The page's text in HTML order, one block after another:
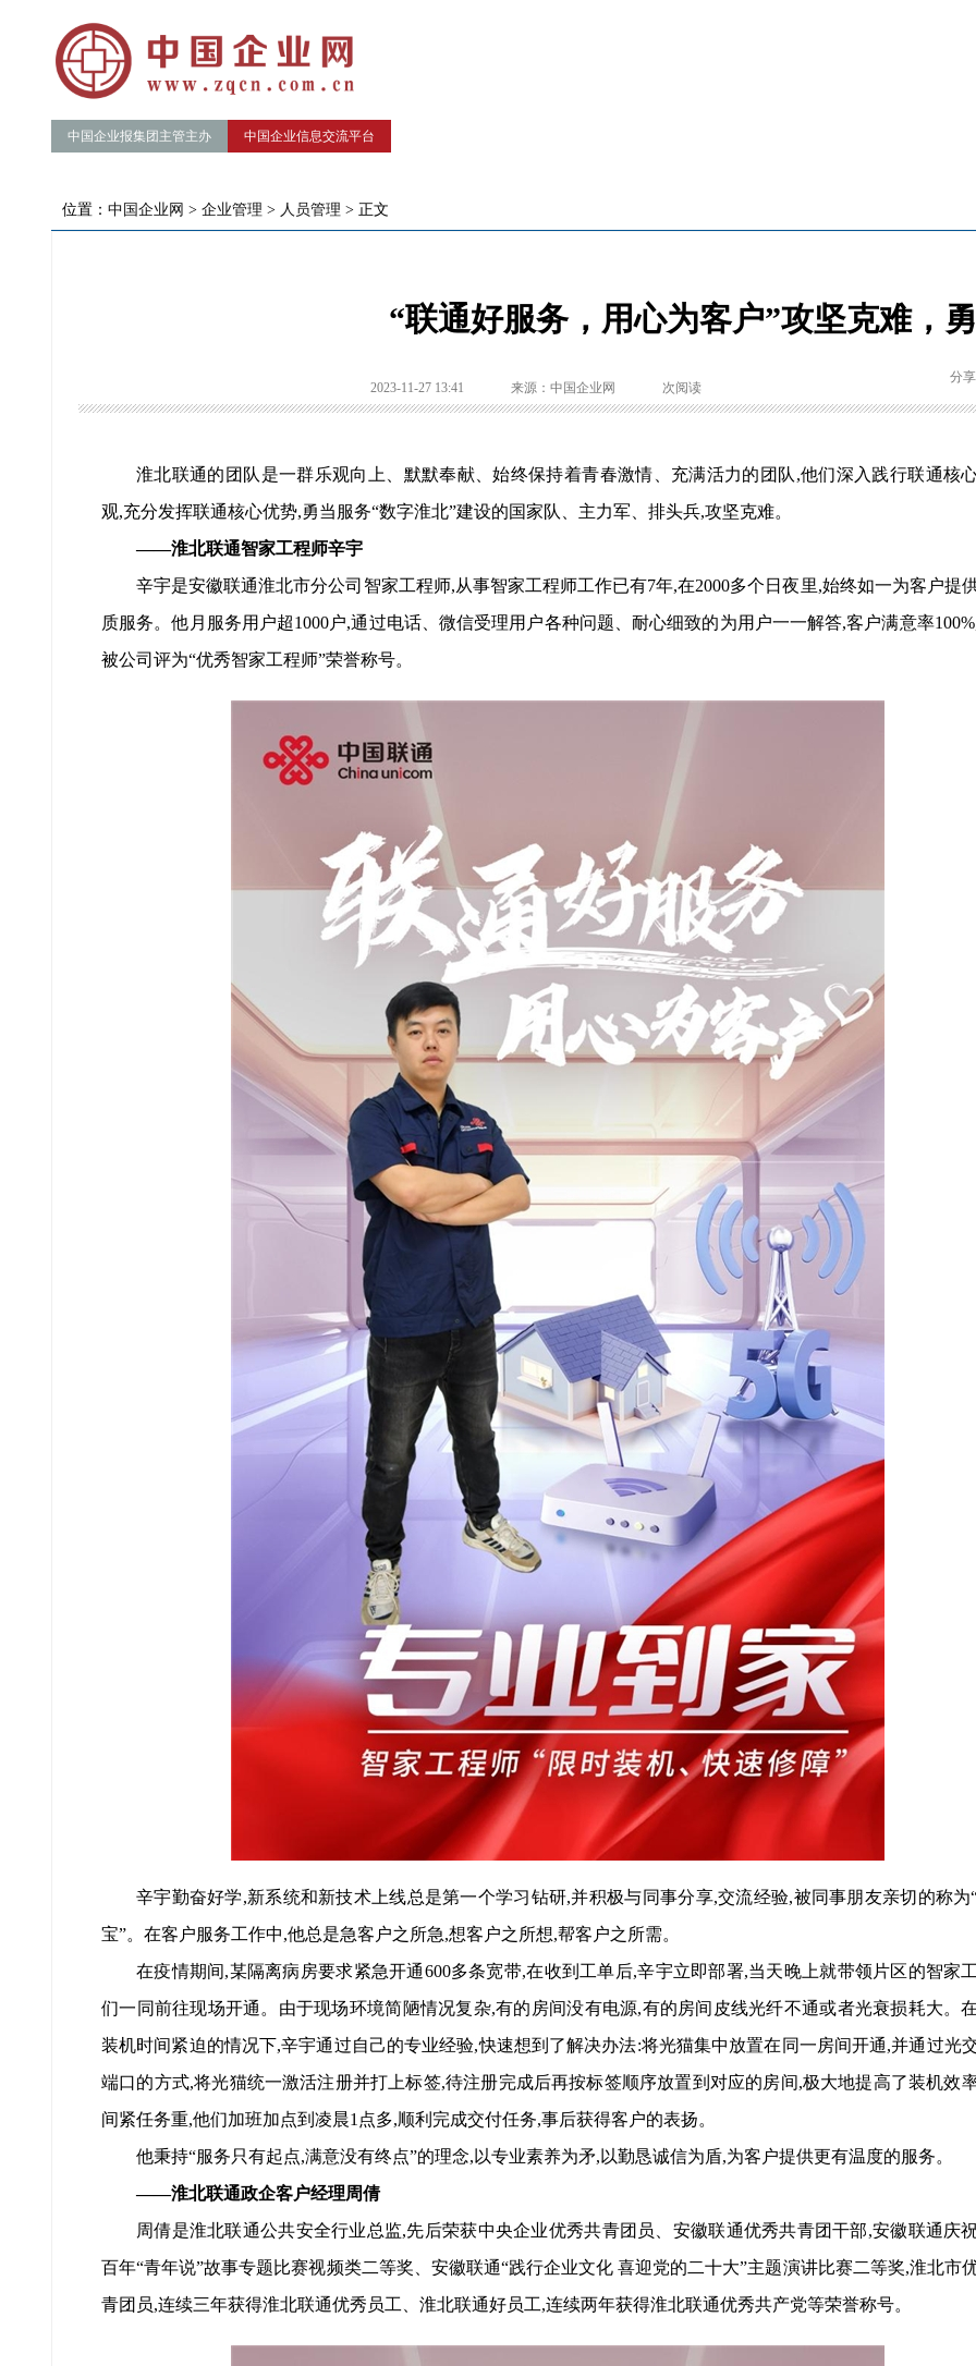
中国企业报集团主管主办 中国企业信息交流平台
位置： 中国企业网 > 企业管理 > 人员管理 > 正文
“联通好服务，用心为客户”攻坚克难，
2023-11-27 13:41 来源：中国企业网 次阅读
分
淮北联通的团队是一群乐观向上、默默奉献、始终保持着青春激情、充满活力的团队,他们深入践行联通核
观,充分发挥联通核心优势,勇当服务“数字淮北”建设的国家队、主力军、排头兵,攻坚克难。
——淮北联通智家工程师辛宇
辛宇是安徽联通淮北市分公司智家工程师,从事智家工程师工作已有7年,在2000多个日夜里,始终如一为客户提
质服务。他月服务用户超1000户,通过电话、微信受理用户各种问题、耐心细致的为用户一一解答,客户满意率
被公司评为“优秀智家工程师”荣誉称号。
辛宇勤奋好学,新系统和新技术上线总是第一个学习钻研,并积极与同事分享,交流经验,被同事朋友亲切的称为
宝”。在客户服务工作中,他总是急客户之所急,想客户之所想,帮客户之所需。
在疫情期间,某隔离病房要求紧急开通600多条宽带,在收到工单后,辛宇立即部署,当天晚上就带领片区的智家
们一同前往现场开通。由于现场环境简陋情况复杂,有的房间没有电源,有的房间皮线光纤不通或者光衰损耗大。
装机时间紧迫的情况下,辛宇通过自己的专业经验,快速想到了解决办法:将光猫集中放置在同一房间开通,并通过光
端口的方式,将光猫统一激活注册并打上标签,待注册完成后再按标签顺序放置到对应的房间,极大地提高了装机效
间紧任务重,他们加班加点到凌晨1点多,顺利完成交付任务,事后获得客户的表扬。
他秉持“服务只有起点,满意没有终点”的理念,以专业素养为矛,以勤恳诚信为盾,为客户提供更有温度的服务。
——淮北联通政企客户经理周倩
周倩是淮北联通公共安全行业总监,先后荣获中央企业优秀共青团员、安徽联通优秀共青团干部,安徽联通庆
百年“青年说”故事专题比赛视频类二等奖、安徽联通“践行企业文化 喜迎党的二十大”主题演讲比赛二等奖,淮北市
青团员,连续三年获得淮北联通优秀员工、淮北联通好员工,连续两年获得淮北联通优秀共产党等荣誉称号。